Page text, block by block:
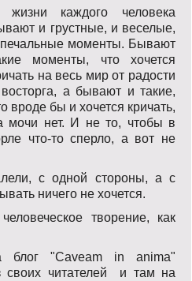
Login
жизни каждого человека
и грустные, и веселые,
моменты. Бывают
моменты, что хочется
на весь мир от радости
а бывают и такие,
вроде бы и хочется кричать,
мочи нет. И не то, чтобы в
что-то сперло, а вот не
с одной стороны, а с
ничего не хочется.
творение, как
блог "Caveam in anima"
своих читателей и там на